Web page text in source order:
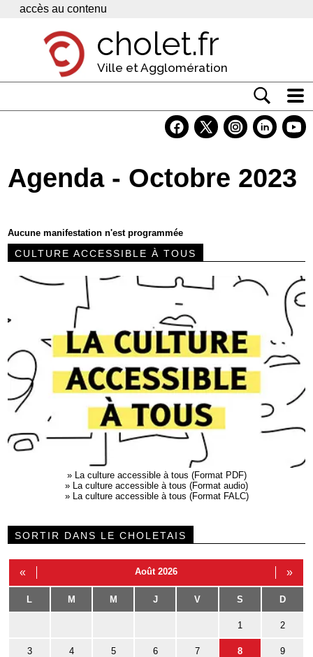
Panneau de gestion des cookies
accès au contenu
cholet.fr
Ville et Agglomération
Economie
Contacts
Agenda - Octobre 2023
Aucune manifestation n'est programmée
CULTURE ACCESSIBLE À TOUS
»
La culture accessible à tous (Format PDF)
»
La culture accessible à tous (Format audio)
»
La culture accessible à tous (Format FALC)
SORTIR DANS LE CHOLETAIS
« Août 2026 »
L M M J V S D
1 2
3 4 5 6 7 8 9